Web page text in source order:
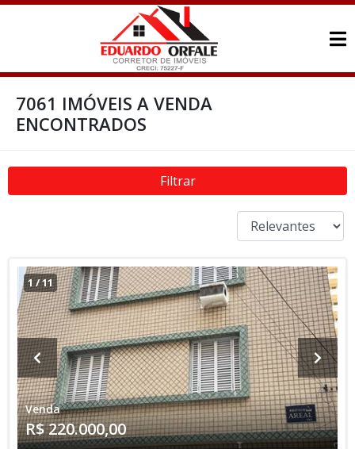
7061 IMÓVEIS A VENDA
ENCONTRADOS
Filtrar
1/11
Venda
R$ 220.000,00